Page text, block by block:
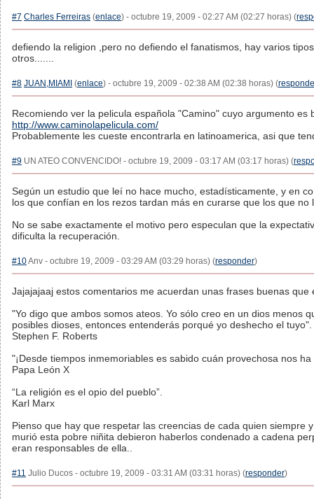
#7 Charles Ferreiras (enlace) - octubre 19, 2009 - 02:27 AM (02:27 horas) (
defiendo la religion ,pero no defiendo el fanatismos, hay varios
otros.......
#8 JUAN,MIAMI (enlace) - octubre 19, 2009 - 02:38 AM (02:38 horas) (
Recomiendo ver la pelicula española "Camino" cuyo argumento
http://www.caminolapelicula.com/
Probablemente les cueste encontrarla en latinoamerica, asi que
#9 UN ATEO CONVENCIDO! - octubre 19, 2009 - 03:17 AM (03:17 horas) (
Según un estudio que leí no hace mucho, estadísticamente, y en
los que confían en los rezos tardan más en curarse que los que no
No se sabe exactamente el motivo pero especulan que la
dificulta la recuperación.
#10Anv - octubre 19, 2009 - 03:29 AM (03:29 horas) (responder)
Jajajajaaj estos comentarios me acuerdan unas frases buenas
"Yo digo que ambos somos ateos. Yo sólo creo en un dios menos
posibles dioses, entonces entenderás porqué yo deshecho el tuyo".
Stephen F. Roberts
"¡Desde tiempos inmemoriables es sabido cuán provechosa nos
Papa León X
“La religión es el opio del pueblo”.
Karl Marx
Pienso que hay que respetar las creencias de cada quien
murió esta pobre niñita debieron haberlos condenado a cadena
eran responsables de ella..
#11 Julio Ducos - octubre 19, 2009 - 03:31 AM (03:31 horas) (responder)